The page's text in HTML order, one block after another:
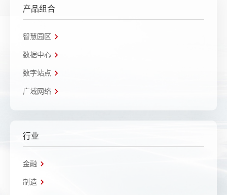
产品组合
智慧园区
数据中心
数字站点
广域网络
行业
金融
制造